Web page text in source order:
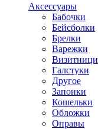
Аксессуары
Бабочки
Бейсболки
Брелки
Варежки
Визитници
Галстуки
Другое
Запонки
Кошельки
Обложки
Оправы